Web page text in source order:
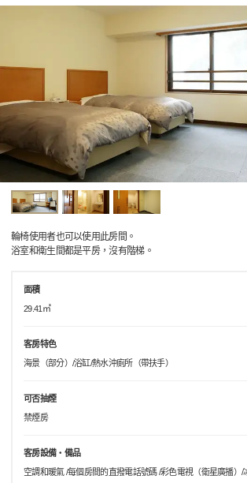
輪椅使用者也可以使用此房間。
浴室和衛生間都是平房，沒有階梯。
面積
29.41㎡
客房特色
海景（部分）/浴缸/熱水沖廁所（帶扶手）
可否抽煙
禁煙房
客房設備・備品
空調和暖氣 /每個房間的直撥電話號碼 /彩色電視（衛星廣播）/